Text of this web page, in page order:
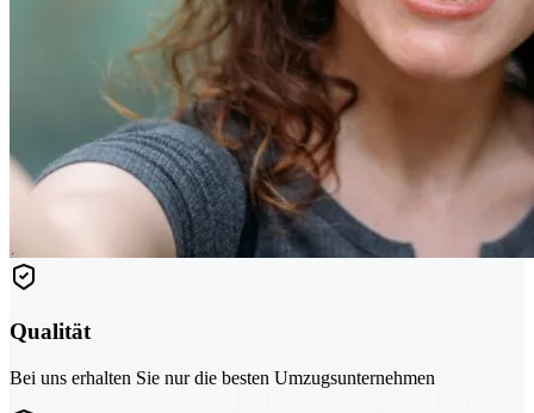
Qualität
Bei uns erhalten Sie nur die besten Umzugsunternehmen